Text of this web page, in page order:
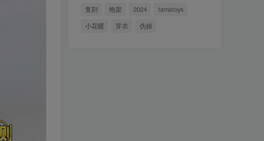
复刻
炮架 2024
tamatoys
小花暖
芽衣 伪娘